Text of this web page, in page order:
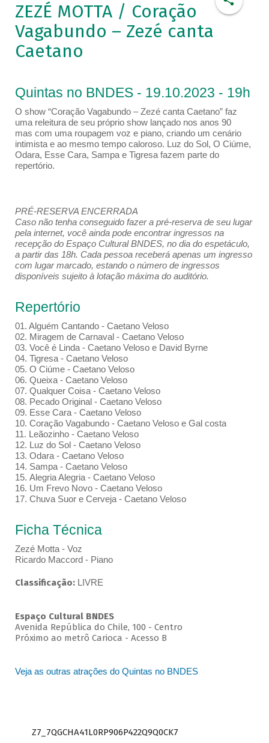
ZEZÉ MOTTA / Coração
Vagabundo – Zezé canta
Caetano
Quintas no BNDES - 19.10.2023 - 19h
O show “Coração Vagabundo – Zezé canta Caetano” faz
uma releitura de seu próprio show lançado nos anos 90
mas com uma roupagem voz e piano, criando um cenário
intimista e ao mesmo tempo caloroso. Luz do Sol, O Ciúme,
Odara, Esse Cara, Sampa e Tigresa fazem parte do
repertório.
PRÉ-RESERVA ENCERRADA
Caso não tenha conseguido fazer a pré-reserva de seu lugar
pela internet, você ainda pode encontrar ingressos na
recepção do Espaço Cultural BNDES, no dia do espetáculo,
a partir das 18h. Cada pessoa receberá apenas um ingresso
com lugar marcado, estando o número de ingressos
disponíveis sujeito à lotação máxima do auditório.
Repertório
01. Alguém Cantando - Caetano Veloso
02. Miragem de Carnaval - Caetano Veloso
03. Você é Linda - Caetano Veloso e David Byrne
04. Tigresa - Caetano Veloso
05. O Ciúme - Caetano Veloso
06. Queixa - Caetano Veloso
07. Qualquer Coisa - Caetano Veloso
08. Pecado Original - Caetano Veloso
09. Esse Cara - Caetano Veloso
10. Coração Vagabundo - Caetano Veloso e Gal costa
11. Leãozinho - Caetano Veloso
12. Luz do Sol - Caetano Veloso
13. Odara - Caetano Veloso
14. Sampa - Caetano Veloso
15. Alegria Alegria - Caetano Veloso
16. Um Frevo Novo - Caetano Veloso
17. Chuva Suor e Cerveja - Caetano Veloso
Ficha Técnica
Zezé Motta - Voz
Ricardo Maccord - Piano
Classificação: LIVRE
Espaço Cultural BNDES
Avenida República do Chile, 100 - Centro
Próximo ao metrô Carioca - Acesso B
Veja as outras atrações do Quintas no BNDES
Z7_7QGCHA41L0RP906P422Q9Q0CK7